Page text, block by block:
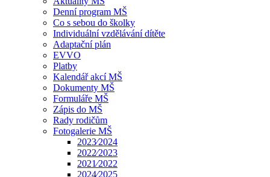
Denní program MŠ
Co s sebou do školky
Individuální vzdělávání dítěte
Adaptační plán
EVVO
Platby
Kalendář akcí MŠ
Dokumenty MŠ
Formuláře MŠ
Zápis do MŠ
Rady rodičům
Fotogalerie MŠ
2023⁄2024
2022⁄2023
2021⁄2022
2024⁄2025